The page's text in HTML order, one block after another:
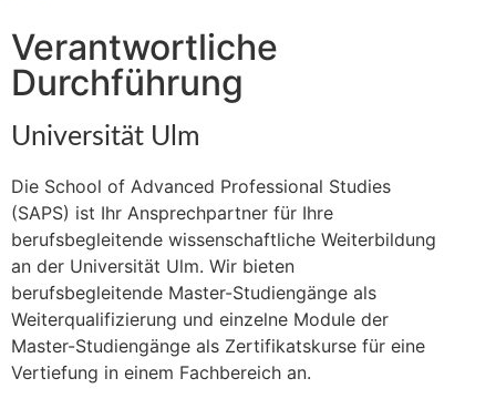
Verantwortliche
Durchführung
Universität Ulm
Die School of Advanced Professional Studies
(SAPS) ist Ihr Ansprechpartner für Ihre
berufsbegleitende wissenschaftliche Weiterbildung
an der Universität Ulm. Wir bieten
berufsbegleitende Master-Studiengänge als
Weiterqualifizierung und einzelne Module der
Master-Studiengänge als Zertifikatskurse für eine
Vertiefung in einem Fachbereich an.